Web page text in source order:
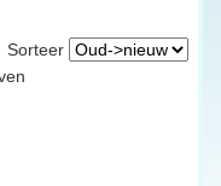
Sorteer